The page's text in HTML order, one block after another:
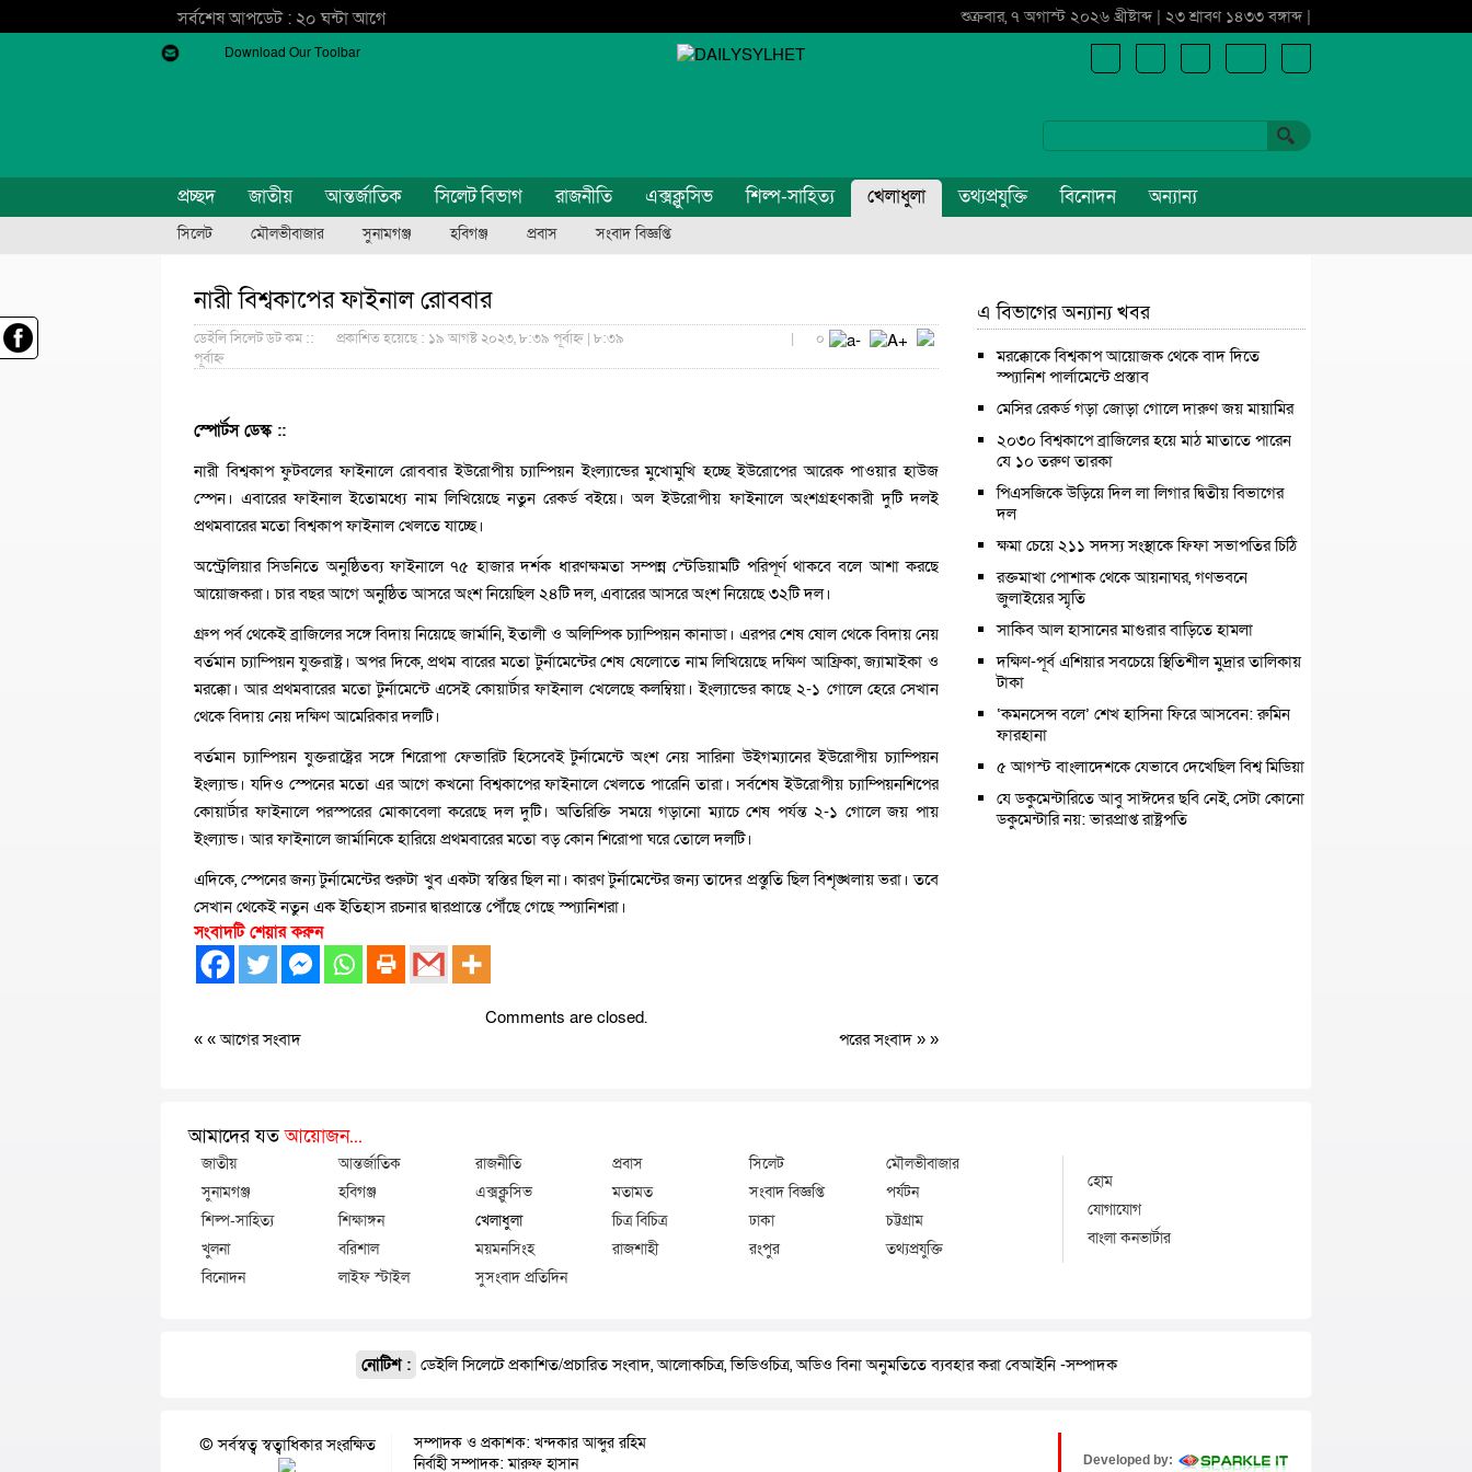
সর্বশেষ আপডেট : ২০ ঘন্টা আগে শুক্রবার, ৭ অগাস্ট ২০২৬ খ্রীষ্টাব্দ | ২৩ শ্রাবণ ১৪৩৩ বঙ্গাব্দ |
Download Our Toolbar
প্রচ্ছদ জাতীয় আন্তর্জাতিক সিলেট বিভাগ রাজনীতি এক্সক্লুসিভ শিল্প-সাহিত্য খেলাধুলা তথ্যপ্রযুক্তি বিনোদন অন্যান্য
সিলেট মৌলভীবাজার সুনামগঞ্জ হবিগঞ্জ প্রবাস সংবাদ বিজ্ঞপ্তি
নারী বিশ্বকাপের ফাইনাল রোববার
ডেইলি সিলেট ডট কম ::
প্রকাশিত হয়েছে : ১৯ আগষ্ট ২০২৩, ৮:৩৯ পূর্বাহ্ন | ৮:৩৯
পূর্বাহ্ন
| ০
স্পোর্টস ডেস্ক ::
নারী বিশ্বকাপ ফুটবলের ফাইনালে রোববার ইউরোপীয় চ্যাম্পিয়ন ইংল্যান্ডের মুখোমুখি হচ্ছে ইউরোপের আরেক পাওয়ার হাউজ
স্পেন। এবারের ফাইনাল ইতোমধ্যে নাম লিখিয়েছে নতুন রেকর্ড বইয়ে। অল ইউরোপীয় ফাইনালে অংশগ্রহণকারী দুটি দলই
প্রথমবারের মতো বিশ্বকাপ ফাইনাল খেলতে যাচ্ছে।
অস্ট্রেলিয়ার সিডনিতে অনুষ্ঠিতব্য ফাইনালে ৭৫ হাজার দর্শক ধারণক্ষমতা সম্পন্ন স্টেডিয়ামটি পরিপূর্ণ থাকবে বলে আশা করছে
আয়োজকরা। চার বছর আগে অনুষ্ঠিত আসরে অংশ নিয়েছিল ২৪টি দল, এবারের আসরে অংশ নিয়েছে ৩২টি দল।
গ্রুপ পর্ব থেকেই ব্রাজিলের সঙ্গে বিদায় নিয়েছে জার্মানি, ইতালী ও অলিম্পিক চ্যাম্পিয়ন কানাডা। এরপর শেষ ষোল থেকে বিদায় নেয়
বর্তমান চ্যাম্পিয়ন যুক্তরাষ্ট্র। অপর দিকে, প্রথম বারের মতো টুর্নামেন্টের শেষ ষেলোতে নাম লিখিয়েছে দক্ষিণ আফ্রিকা, জ্যামাইকা ও
মরক্কো। আর প্রথমবারের মতো টুর্নামেন্টে এসেই কোয়ার্টার ফাইনাল খেলেছে কলম্বিয়া। ইংল্যান্ডের কাছে ২-১ গোলে হেরে সেখান
থেকে বিদায় নেয় দক্ষিণ আমেরিকার দলটি।
বর্তমান চ্যাম্পিয়ন যুক্তরাষ্ট্রের সঙ্গে শিরোপা ফেভারিট হিসেবেই টুর্নামেন্টে অংশ নেয় সারিনা উইগম্যানের ইউরোপীয় চ্যাম্পিয়ন
ইংল্যান্ড। যদিও স্পেনের মতো এর আগে কখনো বিশ্বকাপের ফাইনালে খেলতে পারেনি তারা। সর্বশেষ ইউরোপীয় চ্যাম্পিয়নশিপের
কোয়ার্টার ফাইনালে পরস্পরের মোকাবেলা করেছে দল দুটি। অতিরিক্তি সময়ে গড়ানো ম্যাচে শেষ পর্যন্ত ২-১ গোলে জয় পায়
ইংল্যান্ড। আর ফাইনালে জার্মানিকে হারিয়ে প্রথমবারের মতো বড় কোন শিরোপা ঘরে তোলে দলটি।
এদিকে, স্পেনের জন্য টুর্নামেন্টের শুরুটা খুব একটা স্বস্তির ছিল না। কারণ টুর্নামেন্টের জন্য তাদের প্রস্তুতি ছিল বিশৃঙ্খলায় ভরা। তবে
সেখান থেকেই নতুন এক ইতিহাস রচনার দ্বারপ্রান্তে পৌঁছে গেছে স্প্যানিশরা।
সংবাদটি শেয়ার করুন
Comments are closed.
« «আগের সংবাদ পরের সংবাদ » »
এ বিভাগের অন্যান্য খবর
মরক্কোকে বিশ্বকাপ আয়োজক থেকে বাদ দিতে
স্প্যানিশ পার্লামেন্টে প্রস্তাব
মেসির রেকর্ড গড়া জোড়া গোলে দারুণ জয় মায়ামির
২০৩০ বিশ্বকাপে ব্রাজিলের হয়ে মাঠ মাতাতে পারেন
যে ১০ তরুণ তারকা
পিএসজিকে উড়িয়ে দিল লা লিগার দ্বিতীয় বিভাগের
দল
ক্ষমা চেয়ে ২১১ সদস্য সংস্থাকে ফিফা সভাপতির চিঠি
রক্তমাখা পোশাক থেকে আয়নাঘর, গণভবনে
জুলাইয়ের স্মৃতি
সাকিব আল হাসানের মাগুরার বাড়িতে হামলা
দক্ষিণ-পূর্ব এশিয়ার সবচেয়ে স্থিতিশীল মুদ্রার তালিকায়
টাকা
‘কমনসেন্স বলে’ শেখ হাসিনা ফিরে আসবেন: রুমিন
ফারহানা
৫ আগস্ট বাংলাদেশকে যেভাবে দেখেছিল বিশ্ব মিডিয়া
যে ডকুমেন্টারিতে আবু সাঈদের ছবি নেই, সেটা কোনো
ডকুমেন্টারি নয়: ভারপ্রাপ্ত রাষ্ট্রপতি
আমাদের যতআয়োজন...
জাতীয় আন্তর্জাতিক রাজনীতি প্রবাস সিলেট
মৌলভীবাজার
সুনামগঞ্জ
হবিগঞ্জ এক্সক্লুসিভ মতামত সংবাদ বিজ্ঞপ্তি
পর্যটন
শিল্প-সাহিত্য
শিক্ষাঙ্গন খেলাধুলা চিত্র বিচিত্র ঢাকা
চট্টগ্রাম
খুলনা
বরিশাল ময়মনসিংহ রাজশাহী রংপুর
তথ্যপ্রযুক্তি
বিনোদন
লাইফ স্টাইল সুসংবাদ প্রতিদিন
হোম
যোগাযোগ
বাংলা কনভার্টার
নোটিশ : ডেইলি সিলেটে প্রকাশিত/প্রচারিত সংবাদ, আলোকচিত্র, ভিডিওচিত্র, অডিও বিনা অনুমতিতে ব্যবহার করা বেআইনি -সম্পাদক
© সর্বস্বত্ব স্বত্বাধিকার সংরক্ষিত
সম্পাদক ও প্রকাশক: খন্দকার আব্দুর রহিম
নির্বাহী সম্পাদক: মারুফ হাসান
Developed by: